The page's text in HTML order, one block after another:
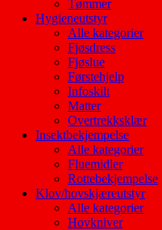
Tømmer
Hygieneutstyr
Alle kategorier
Fjøsdress
Fjøslue
Førstehjelp
Infoskilt
Matter
Overtrekksklær
Insektbekjempelse
Alle kategorier
Fluemidler
Rottebekjempelse
Klov/hovskjæreutstyr
Alle kategorier
Hovkniver